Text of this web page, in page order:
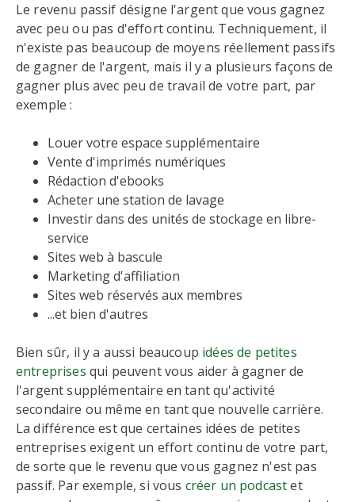
Le revenu passif désigne l'argent que vous gagnez
avec peu ou pas d'effort continu. Techniquement, il
n'existe pas beaucoup de moyens réellement passifs
de gagner de l'argent, mais il y a plusieurs façons de
gagner plus avec peu de travail de votre part, par
exemple :
Louer votre espace supplémentaire
Vente d'imprimés numériques
Rédaction d'ebooks
Acheter une station de lavage
Investir dans des unités de stockage en libre-
service
Sites web à bascule
Marketing d'affiliation
Sites web réservés aux membres
...et bien d'autres
Bien sûr, il y a aussi beaucoup idées de petites
entreprises qui peuvent vous aider à gagner de
l'argent supplémentaire en tant qu'activité
secondaire ou même en tant que nouvelle carrière.
La différence est que certaines idées de petites
entreprises exigent un effort continu de votre part,
de sorte que le revenu que vous gagnez n'est pas
passif. Par exemple, si vous créer un podcastet